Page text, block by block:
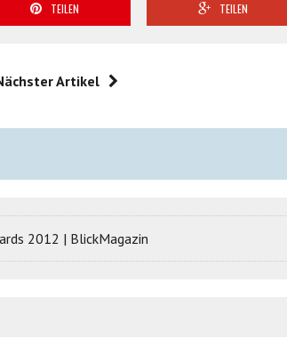
TEILEN TEILEN
Artikel
2012 | BlickMagazin